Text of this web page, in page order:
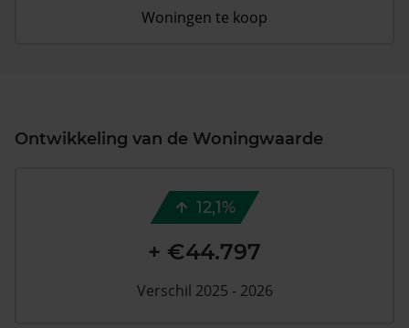
Woningen te koop
Ontwikkeling van de Woningwaarde
12,1%
+ €44.797
Verschil 2025 - 2026